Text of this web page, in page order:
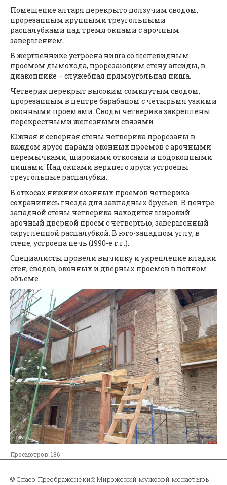
Помещение алтаря перекрыто ползучим сводом,
прорезанным крупными треугольными
распалубками над тремя окнами с арочным
завершением.
В жертвеннике устроена ниша со щелевидным
проемом дымохода, прорезающим стену апсиды, в
диаконнике – служебная прямоугольная ниша.
Четверик перекрыт высоким сомкнутым сводом,
прорезанным в центре барабаном с четырьмя узкими
оконными проемами. Своды четверика закреплены
перекрестными железными связями.
Южная и северная стены четверика прорезаны в
каждом ярусе парами оконных проемов с арочными
перемычками, широкими откосами и подоконными
нишами. Над окнами верхнего яруса устроены
треугольные распалубки.
В откосах нижних оконных проемов четверика
сохранились гнезда для закладных брусьев. В центре
западной стены четверика находится широкий
арочный дверной проем с четвертью, завершенный
скругленной распалубкой. В юго-западном углу, в
стене, устроена печь (1990-е г.г.).
Специалисты провели вычинку и укрепление кладки
стен, сводов, оконных и дверных проемов в полном
объеме.
Просмотров: 186
© Спасо-Преображенский Мирожский мужской монастырь